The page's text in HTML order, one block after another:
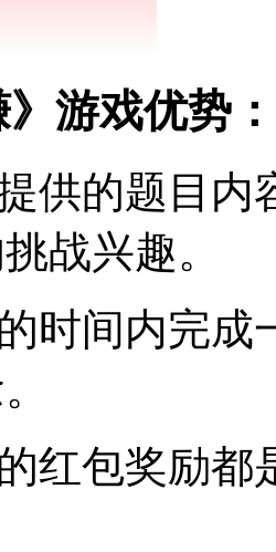
》游戏优势：
供的题目
战兴趣。
时间内完
红包奖励